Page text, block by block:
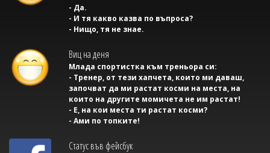
- Да.
- И тя какво казва по въпроса?
- Нищо, тя не знае.
Виц на деня
Млада спортистка към треньора си:
- Тренер, от тези хапчета, които ми даваш,
започват да ми растат косми на места, на
които на другите момичета не им растат!
- Е, на кои места ти растат косми?
- Ами по топките!
Статус във фейсбук